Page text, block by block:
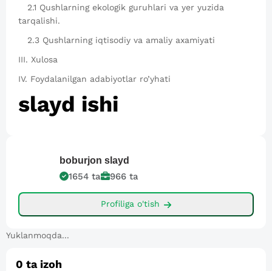
2.1 Qushlarning ekologik guruhlari va yer yuzida
tarqalishi.
2.3 Qushlarning iqtisodiy va amaliy axamiyati
III. Xulosa
IV. Foydalanilgan adabiyotlar ro’yhati
slayd ishi
boburjon slayd
1654 ta 966 ta
Profiliga o'tish
Yuklanmoqda...
0 ta izoh